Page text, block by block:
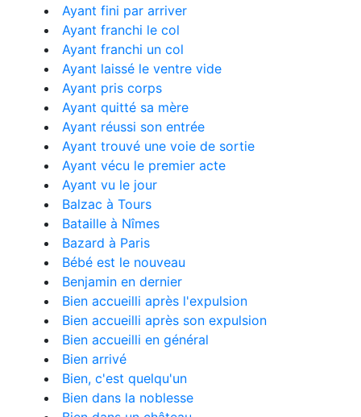
Ayant fini par arriver
Ayant franchi le col
Ayant franchi un col
Ayant laissé le ventre vide
Ayant pris corps
Ayant quitté sa mère
Ayant réussi son entrée
Ayant trouvé une voie de sortie
Ayant vécu le premier acte
Ayant vu le jour
Balzac à Tours
Bataille à Nîmes
Bazard à Paris
Bébé est le nouveau
Benjamin en dernier
Bien accueilli après l'expulsion
Bien accueilli après son expulsion
Bien accueilli en général
Bien arrivé
Bien, c'est quelqu'un
Bien dans la noblesse